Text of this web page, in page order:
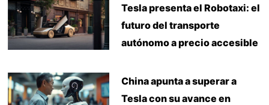
Tesla presenta el Robotaxi: el
futuro del transporte
autónomo a precio accesible
China apunta a superar a
Tesla con su avance en